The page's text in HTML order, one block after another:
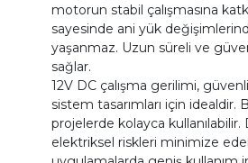
motorun stabil çalışmasına
sayesinde ani yük
yaşanmaz. Uzun süreli ve
sağlar.
12V DC çalışma gerilimi,
sistem tasarımları için idealdir.
projelerde kolayca
elektriksel riskleri minimize